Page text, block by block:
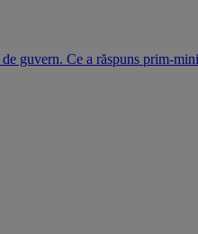
guvern. Ce a răspuns prim-